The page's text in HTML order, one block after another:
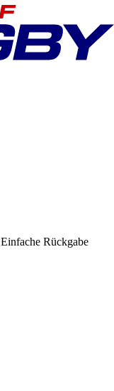
Einfache Rückgabe